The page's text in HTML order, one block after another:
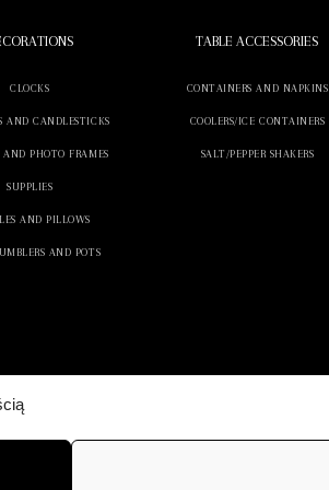
CLOCKS
AND CANDLESTICKS
AND PHOTO FRAMES
SUPPLIES
AND PILLOWS
AND POTS
TABLE ACCESSORIES
CONTAINERS AND NAPKINS
COOLERS/ICE CONTAINERS
SALT/PEPPER SHAKERS